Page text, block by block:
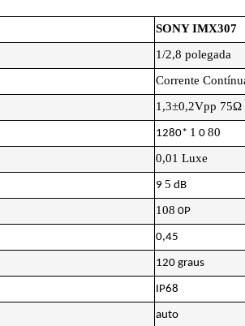
SONY IMX307
1/2,8 polegada
Corrente
1,3±0,2Vpp 75Ω
1280* 1 0 80
0,01 Luxe
9 5 dB
108 0P
0,45
120 graus
IP68
auto